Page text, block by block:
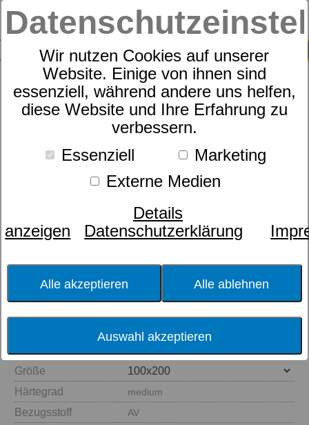
Wir nutzen Cookies auf unserer
Website. Einige von ihnen sind
essenziell, während andere uns helfen,
diese Website und Ihre Erfahrung zu
verbessern.
Essenziell
Marketing
Externe Medien
Details
anzeigen
Datenschutzerklärung
Alle akzeptieren Alle ablehnen
Auswahl akzeptieren
SUCHE
0
Lattoflex Schaummatratze
19cm H2 medium mit
Sitzkante AV/AV 100 x 200 cm
Größe
Härtegrad
medium
Bezugsstoff AV